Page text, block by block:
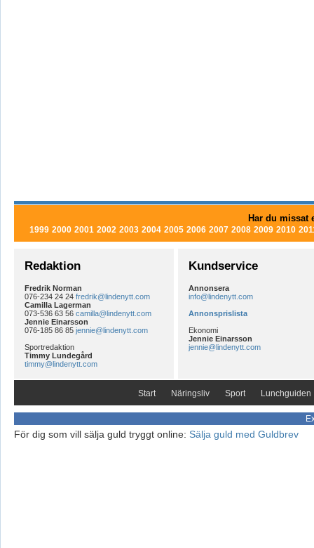
Har du missat
1999 2000 2001 2002 2003 2004 2005 2006 2007 2008 2009 2010
Redaktion
Fredrik Norman
076-234 24 24 fredrik@lindenytt.com
Camilla Lagerman
073-536 63 56 camilla@lindenytt.com
Jennie Einarsson
076-185 86 85 jennie@lindenytt.com
Sportredaktion
Timmy Lundegård
timmy@lindenytt.com
Kundservice
Annonsera
info@lindenytt.com
Annonsprislista
Ekonomi
Jennie Einarsson
jennie@lindenytt.com
Start Näringsliv Sport Lunchguiden
För dig som vill sälja guld tryggt online: Sälja guld med Guldbrev